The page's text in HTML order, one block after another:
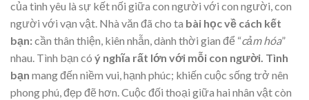
của tình yêu là sự kết nối giữa con người với con người, con
người với vạn vật. Nhà văn đã cho ta bài học về cách kết
bạn:cần thân thiện, kiên nhẫn, dành thời gian để “cảm hóa”
nhau. Tình bạn có ý nghĩa rất lớn với mỗi con người. Tình
bạn mang đến niềm vui, hạnh phúc; khiến cuộc sống trở nên
phong phú, đẹp đẽ hơn. Cuộc đối thoại giữa hai nhân vật còn